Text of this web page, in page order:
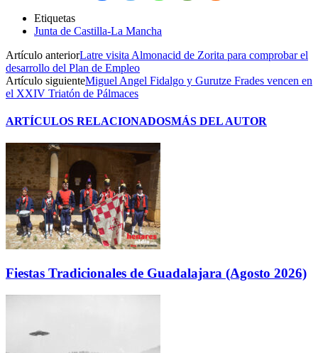
Etiquetas
Junta de Castilla-La Mancha
Artículo anteriorLatre visita Almonacid de Zorita para comprobar el
desarrollo del Plan de Empleo
Artículo siguienteMiguel Angel Fidalgo y Gurutze Frades vencen en
el XXIV Triatón de Pálmaces
ARTÍCULOS RELACIONADOSMÁS DEL AUTOR
Fiestas Tradicionales de Guadalajara (Agosto 2026)